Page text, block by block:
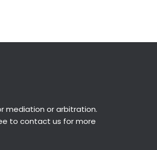
mediation orarbitration.
to contact us for more